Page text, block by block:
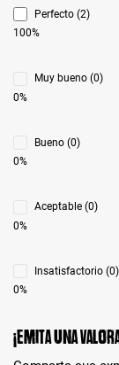
Perfecto (2)
100%
Muy bueno (0)
0%
Bueno (0)
0%
Aceptable (0)
0%
Insatisfactorio (0)
0%
¡Emita una